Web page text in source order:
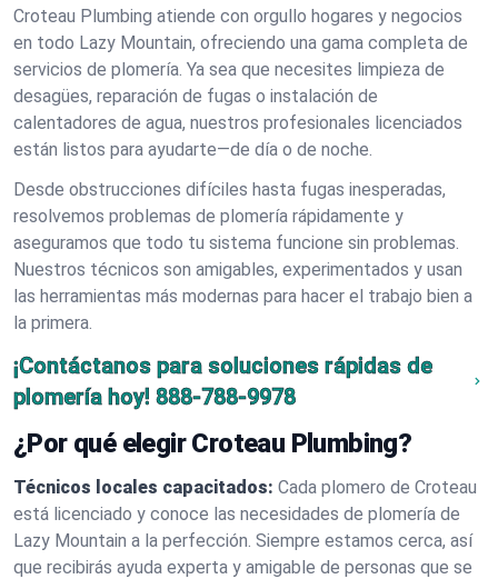
Croteau Plumbing atiende con orgullo hogares y negocios
en todo Lazy Mountain, ofreciendo una gama completa de
servicios de plomería. Ya sea que necesites limpieza de
desagües, reparación de fugas o instalación de
calentadores de agua, nuestros profesionales licenciados
están listos para ayudarte—de día o de noche.
Desde obstrucciones difíciles hasta fugas inesperadas,
resolvemos problemas de plomería rápidamente y
aseguramos que todo tu sistema funcione sin problemas.
Nuestros técnicos son amigables, experimentados y usan
las herramientas más modernas para hacer el trabajo bien a
la primera.
¡Contáctanos para soluciones rápidas de
plomería hoy! 888-788-9978
¿Por qué elegir Croteau Plumbing?
Técnicos locales capacitados: Cada plomero de Croteau
está licenciado y conoce las necesidades de plomería de
Lazy Mountain a la perfección. Siempre estamos cerca, así
que recibirás ayuda experta y amigable de personas que se